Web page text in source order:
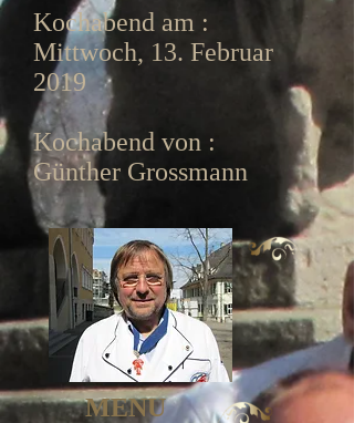
Kochabend am :
Mittwoch, 13. Februar
2019
Kochabend von :
Günther Grossmann
MENU